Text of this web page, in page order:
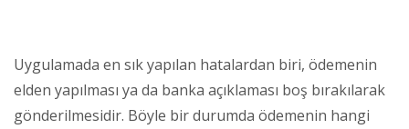
Uygulamada en sık yapılan hatalardan biri, ödemenin
elden yapılması ya da banka açıklaması boş bırakılarak
gönderilmesidir. Böyle bir durumda ödemenin hangi